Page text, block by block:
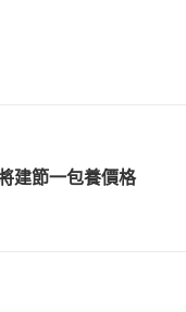
建節一包養價格